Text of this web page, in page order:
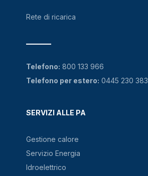
Rete di ricarica
SERVIZI ALLE PA
Gestione calore
Servizio Energia
Idroelettrico
Telefono: 800 133 966
Telefono per estero: 0445 230 383